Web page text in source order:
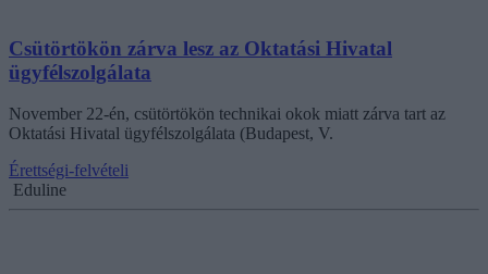
Csütörtökön zárva lesz az Oktatási Hivatal
ügyfélszolgálata
November 22-én, csütörtökön technikai okok miatt zárva tart az
Oktatási Hivatal ügyfélszolgálata (Budapest, V.
Érettségi-felvételi
Eduline